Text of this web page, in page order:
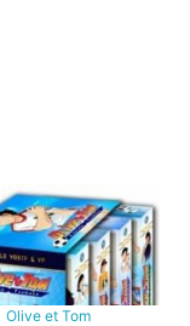
Olive et Tom